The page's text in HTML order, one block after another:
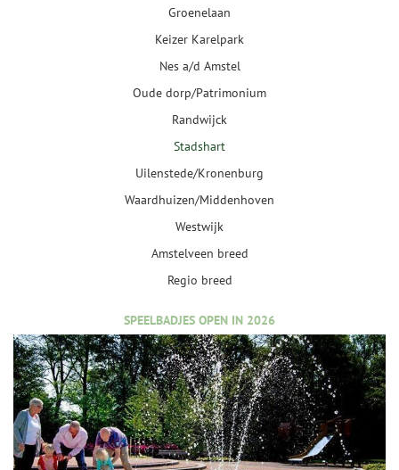
Groenelaan
Keizer Karelpark
Nes a/d Amstel
Oude dorp/Patrimonium
Randwijck
Stadshart
Uilenstede/Kronenburg
Waardhuizen/Middenhoven
Westwijk
Amstelveen breed
Regio breed
SPEELBADJES OPEN IN 2026